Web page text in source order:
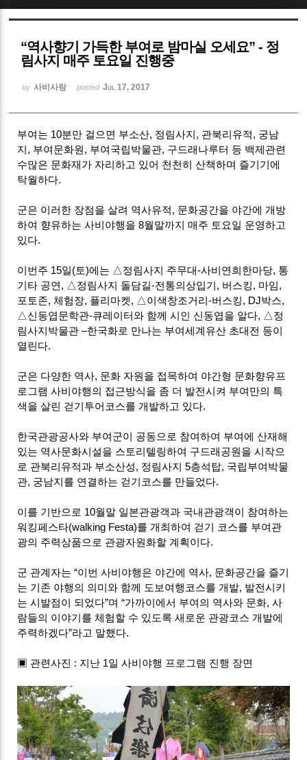
“역사향기 가득한 부여로 밤마실 오세요” - 정
림사지 매주 토요일 진행중
by 사비사랑 posted Jul 17, 2017
부여는 10분만 걸으면 부소산, 정림사지, 관북리유적, 궁남
지, 부여문화원, 부여국립박물관, 구드래나루터 등 백제관련
수많은 문화재가 자리하고 있어 천천히 산책하며 즐기기에
탁월하다.
군은 이러한 장점을 살려 역사유적, 문화공간을 야간에 개방
하여 향유하는 사비야행을 8월말까지 매주 토요일 운영하고
있다.
이번주 15일(토)에는 △정림사지 주무대-사비연희한마당, 통
기타 공연, △정림사지 돌담길-전통의상입기, 버스킹, 마임,
포토존, 체험장, 플리마켓, △이색창조거리-버스킹, DJ박스,
△신동엽문학관-큐레이터와 함께 시인 신동엽을 알다, △정
림사지박물관 –한국화로 만나는 부여세계유산 초대전 등이
열린다.
군은 다양한 역사, 문화 자원을 접목하여 야간형 문화향유프
로그램 사비야행의 접근방식을 좀 더 발전시켜 부여만의 특
색을 살린 걷기투어코스를 개발하고 있다.
한국관광공사와 부여군이 공동으로 참여하여 부여에 산재해
있는 역사문화시설을 스토리텔링하여 구드래공원을 시작으
로 관북리유적과 부소산성, 정림사지 5층석탑, 국립부여박물
관, 궁남지를 연결하는 걷기코스를 만들었다.
이를 기반으로 10월말 일본관광객과 국내관광객이 참여하는
워킹페스타(walking Festa)를 개최하여 걷기 코스를 부여관
광의 주력상품으로 관광자원화할 계획이다.
군 관계자는 “이번 사비야행은 야간에 역사, 문화공간을 즐기
는 기존 야행의 의미와 함께 도보여행코스를 개발, 발전시키
는 시발점이 되었다”며 “가까이에서 부여의 역사와 문화, 사
람들의 이야기를 체험할 수 있도록 새로운 관광코스 개발에
주력하겠다”라고 말했다.
▣ 관련사진 : 지난 1일 사비야행 프로그램 진행 장면
Sketchbook5, 스케치북5
Sketchbook5, 스케치북5